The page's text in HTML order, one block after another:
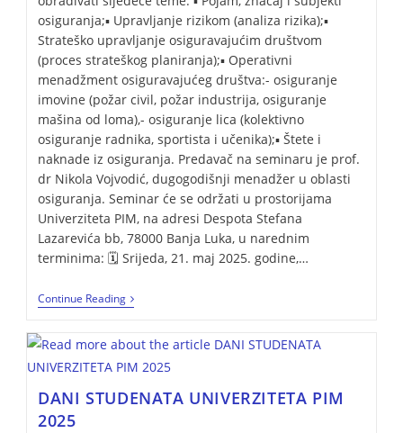
osiguranja;▪️ Upravljanje rizikom (analiza rizika);▪️
Strateško upravljanje osiguravajućim društvom
(proces strateškog planiranja);▪️ Operativni
menadžment osiguravajućeg društva:- osiguranje
imovine (požar civil, požar industrija, osiguranje
mašina od loma),- osiguranje lica (kolektivno
osiguranje radnika, sportista i učenika);▪️ Štete i
naknade iz osiguranja. Predavač na seminaru je prof.
dr Nikola Vojvodić, dugogodišnji menadžer u oblasti
osiguranja. Seminar će se održati u prostorijama
Univerziteta PIM, na adresi Despota Stefana
Lazarevića bb, 78000 Banja Luka, u narednim
terminima: 🗓️ Srijeda, 21. maj 2025. godine,…
Continue Reading
DANI STUDENATA UNIVERZITETA PIM
2025